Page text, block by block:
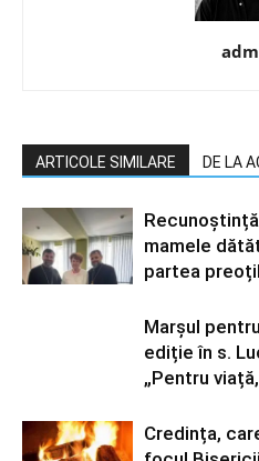
ARTICOLE SIMILARE DE LA
mamele
partea
Marșul
ediție în s.
„Pentru
Credința,